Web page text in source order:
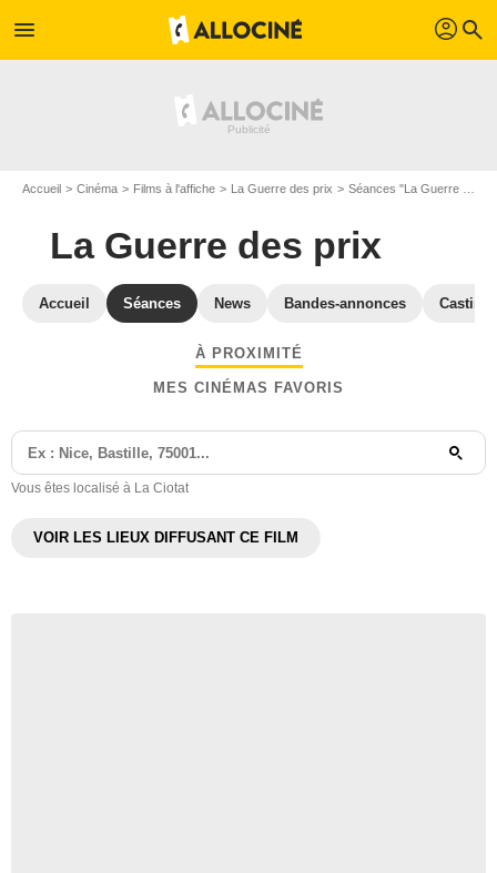
menu profil search
Accueil Cinéma Films à l'affiche La Guerre des prix Séances "La Guerre des prix" Bouches-du-Rhône
La Guerre des prix
Accueil Séances News Bandes-annonces Casting
À PROXIMITÉ
MES CINÉMAS FAVORIS
Vous êtes localisé à La Ciotat
VOIR LES LIEUX DIFFUSANT CE FILM